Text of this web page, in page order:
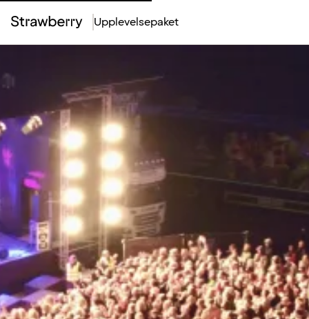
Top
Upplevelsepaket